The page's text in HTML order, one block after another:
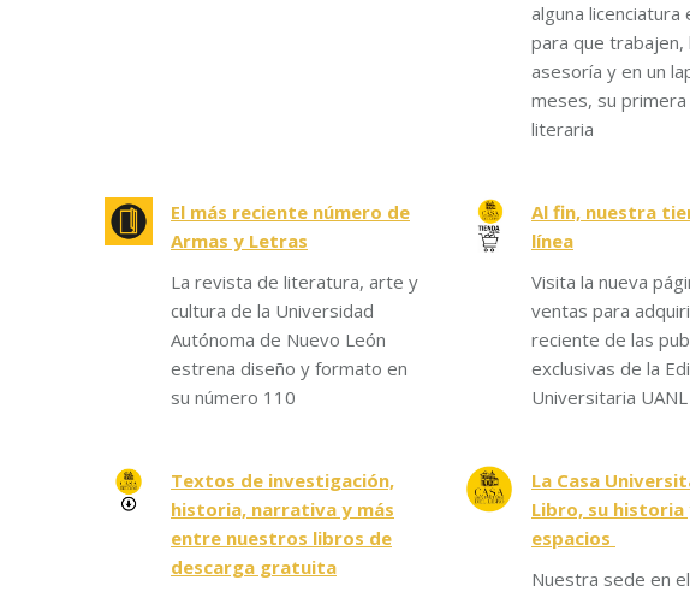
alguna licenciatura
para que trabajen,
asesoría y en un
meses, su
literaria
El más reciente número de
Armas y Letras
La revista de literatura, arte y
cultura de la Universidad
Autónoma de Nuevo León
estrena diseño y formato en
su número 110
Al fin, nuestra
línea
Visita la nueva
ventas para
reciente de las
exclusivas de la
Universitaria UANL
Textos de investigación,
historia, narrativa y más
entre nuestros libros de
descarga gratuita
La Casa
Libro, su historia
espacios
Nuestra sede en